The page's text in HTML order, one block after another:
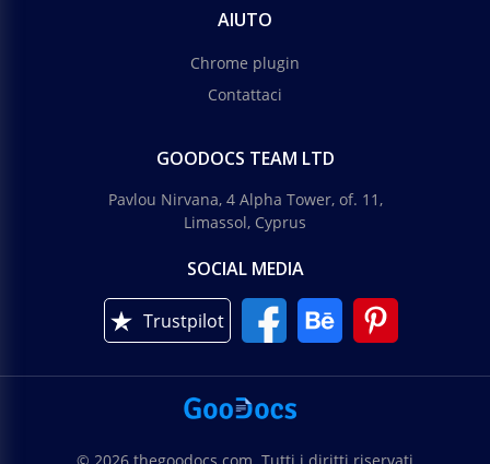
AIUTO
Chrome plugin
Contattaci
GOODOCS TEAM LTD
Pavlou Nirvana, 4 Alpha Tower, of. 11,
Limassol, Cyprus
SOCIAL MEDIA
Trustpilot